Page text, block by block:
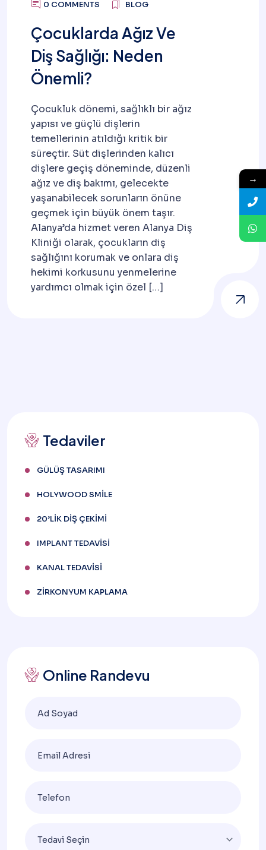
0 COMMENTS BLOG
Çocuklarda Ağız Ve
Diş Sağlığı: Neden
Önemli?
Çocukluk dönemi, sağlıklı bir ağız
yapısı ve güçlü dişlerin
temellerinin atıldığı kritik bir
süreçtir. Süt dişlerinden kalıcı
dişlere geçiş döneminde, düzenli
ağız ve diş bakımı, gelecekte
yaşanabilecek sorunların önüne
geçmek için büyük önem taşır.
Alanya’da hizmet veren Alanya Diş
Kliniği olarak, çocukların diş
sağlığını korumak ve onlara diş
hekimi korkusunu yenmelerine
yardımcı olmak için özel […]
Tedaviler
GÜLÜŞ TASARIMI
HOLYWOOD SMILE
20’LIK DIŞ ÇEKIMI
IMPLANT TEDAVISI
KANAL TEDAVISI
ZIRKONYUM KAPLAMA
Online Randevu
→